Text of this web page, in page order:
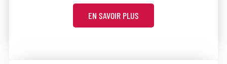
EN SAVOIR PLUS